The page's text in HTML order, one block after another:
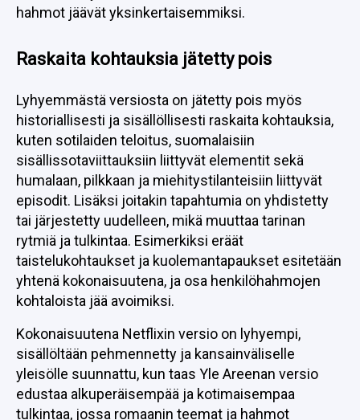
hahmot jäävät yksinkertaisemmiksi.
Raskaita kohtauksia jätetty pois
Lyhyemmästä versiosta on jätetty pois myös
historiallisesti ja sisällöllisesti raskaita kohtauksia,
kuten sotilaiden teloitus, suomalaisiin
sisällissotaviittauksiin liittyvät elementit sekä
humalaan, pilkkaan ja miehitystilanteisiin liittyvät
episodit. Lisäksi joitakin tapahtumia on yhdistetty
tai järjestetty uudelleen, mikä muuttaa tarinan
rytmiä ja tulkintaa. Esimerkiksi eräät
taistelukohtaukset ja kuolemantapaukset esitetään
yhtenä kokonaisuutena, ja osa henkilöhahmojen
kohtaloista jää avoimiksi.
Kokonaisuutena Netflixin versio on lyhyempi,
sisällöltään pehmennetty ja kansainväliselle
yleisölle suunnattu, kun taas Yle Areenan versio
edustaa alkuperäisempää ja kotimaisempaa
tulkintaa, jossa romaanin teemat ja hahmot